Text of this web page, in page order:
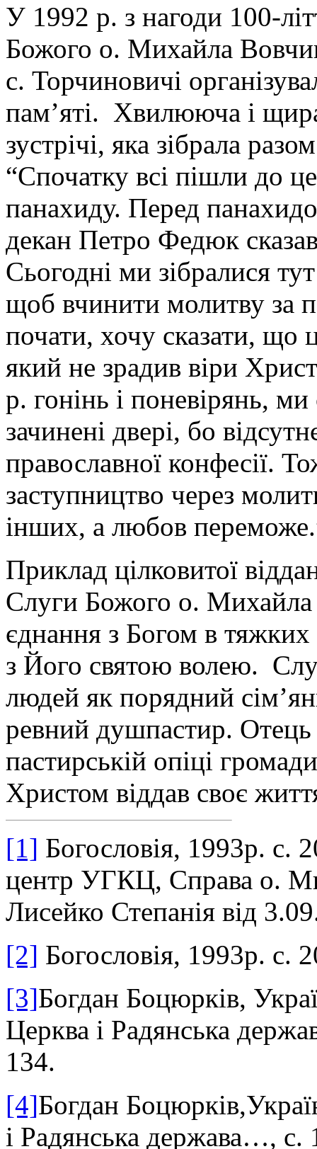
У 1992 р. з нагоди 100-
Божого о. Михайла
с. Торчиновичі
пам’яті. Хвилююча і
зустрічі, яка зібрала
“Спочатку всі пішли до
панахиду. Перед
декан Петро Федюк
Сьогодні ми зібралися
щоб вчинити молитву за
почати, хочу сказати, що
який не зрадив віри
р. гонінь і поневірянь,
зачинені двері, бо
православної конфесії.
заступництво через
інших, а любов
Приклад цілковитої
Слуги Божого о. Михайла
єднання з Богом в тяжких
з Його святою волею.
людей як порядний
ревний душпастир. Отець
пастирській опіці
Христом віддав своє
[1] Богословія, 1993р. с.
центр УГКЦ, Справа о.
Лисейко Степанія від
[2] Богословія, 1993р. с.
[3]Богдан Боцюрків,
Церква і Радянська
134.
[4]Богдан Боцюрків,
і Радянська держава…, с.